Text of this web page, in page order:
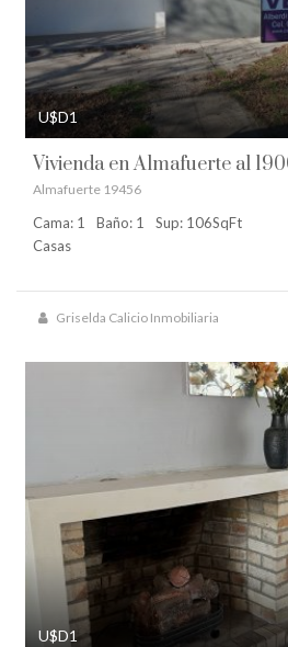
U$D1
Vivienda en Almafuerte al
Almafuerte 19456
Cama: 1 Baño: 1
Sup: 106SqFt
Casas
Griselda Calicio Inmobiliaria
U$D1